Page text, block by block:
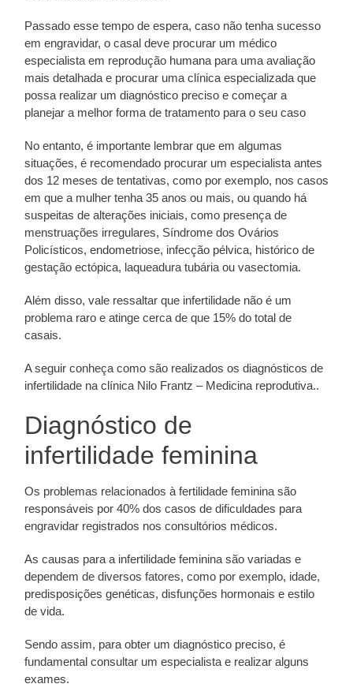
Passado esse tempo de espera, caso não tenha sucesso
em engravidar, o casal deve procurar um médico
especialista em reprodução humana para uma avaliação
mais detalhada e procurar uma clínica especializada que
possa realizar um diagnóstico preciso e começar a
planejar a melhor forma de tratamento para o seu caso
No entanto, é importante lembrar que em algumas
situações, é recomendado procurar um especialista antes
dos 12 meses de tentativas, como por exemplo, nos casos
em que a mulher tenha 35 anos ou mais, ou quando há
suspeitas de alterações iniciais, como presença de
menstruações irregulares, Síndrome dos Ovários
Policísticos, endometriose, infecção pélvica, histórico de
gestação ectópica, laqueadura tubária ou vasectomia.
Além disso, vale ressaltar que infertilidade não é um
problema raro e atinge cerca de que 15% do total de
casais.
A seguir conheça como são realizados os diagnósticos de
infertilidade na clínica Nilo Frantz – Medicina reprodutiva..
Diagnóstico de
infertilidade feminina
Os problemas relacionados à fertilidade feminina são
responsáveis por 40% dos casos de dificuldades para
engravidar registrados nos consultórios médicos.
As causas para a infertilidade feminina são variadas e
dependem de diversos fatores, como por exemplo, idade,
predisposições genéticas, disfunções hormonais e estilo
de vida.
Sendo assim, para obter um diagnóstico preciso, é
fundamental consultar um especialista e realizar alguns
exames.